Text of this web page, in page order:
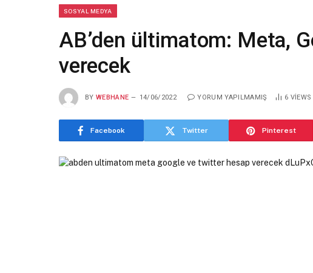
SOSYAL MEDYA
AB’den ültimatom: Meta,
verecek
BY WEBHANE 14/06/2022 YORUM YAPILMAMIŞ 6 VIEWS
Facebook Twitter Pinterest